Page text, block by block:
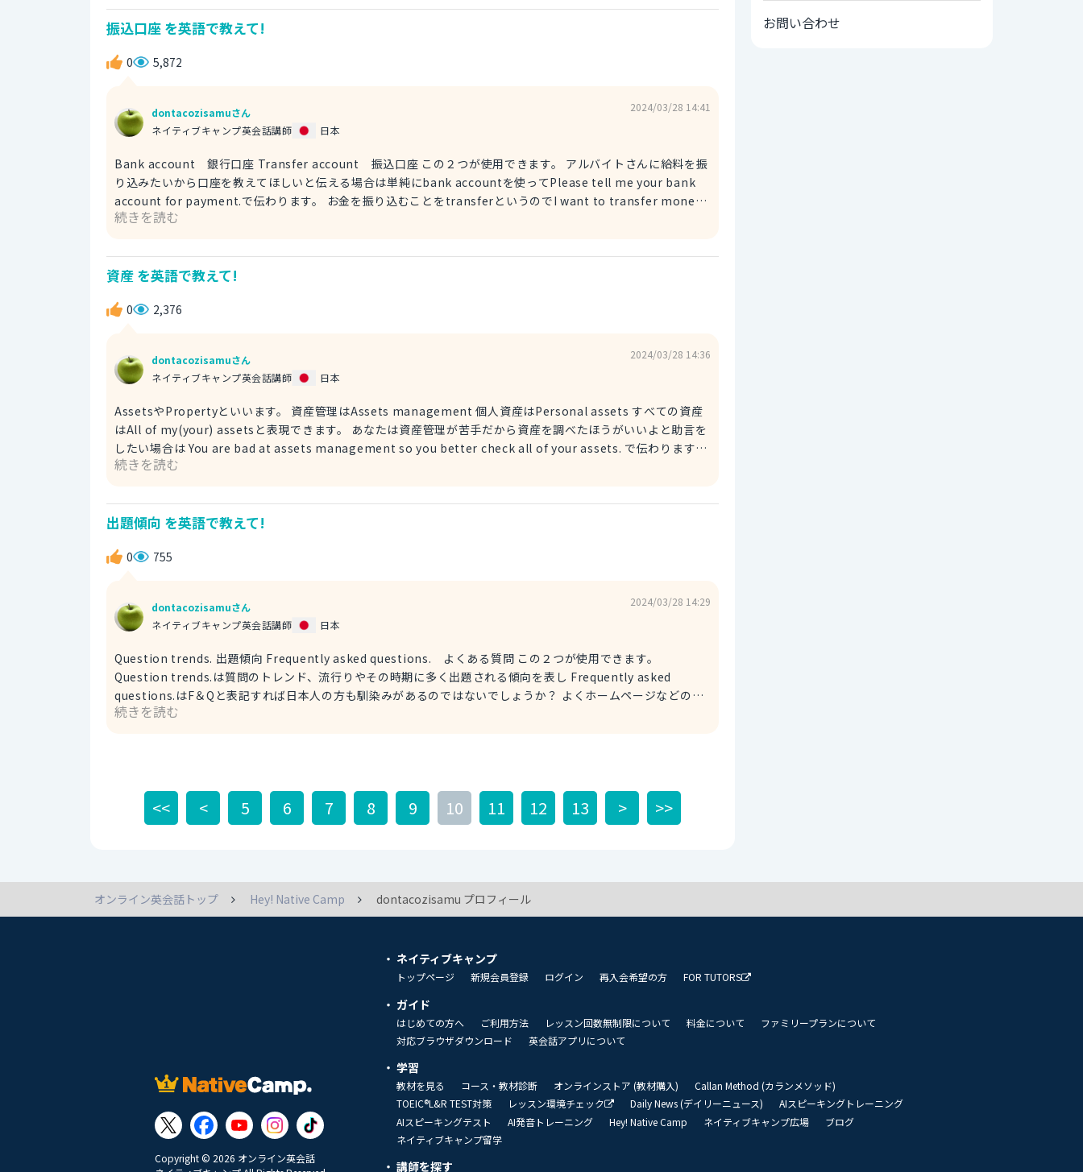
report. I confirmed your acceptance report.
振込口座 を英語で教えて!
0 5,872
dontacozisamuさん
ネイティブキャンプ英会話講師
日本
2024/03/28 14:41
Bank account 銀行口座 Transfer account 振込口座 この２つが使用できます。 アルバイトさんに給料を振
り込みたいから口座を教えてほしいと伝える場合は単純にbank accountを使ってPlease tell me your bank
account for payment.で伝わります。 お金を振り込むことをtransferというのでI want to transfer money
to your bank account.と付け足すとより伝わりやすいのでまずは口座を教えてもらって次にこの文章で説明す
続きを読む
資産 を英語で教えて!
0 2,376
dontacozisamuさん
ネイティブキャンプ英会話講師
日本
2024/03/28 14:36
AssetsやPropertyといいます。 資産管理はAssets management 個人資産はPersonal assets すべての資産
はAll of my(your) assetsと表現できます。 あなたは資産管理が苦手だから資産を調べたほうがいいよと助言を
したい場合は You are bad at assets management so you better check all of your assets. で伝わります。
あなたは苦手という表現が直接すぎると感じる場合は I would recommend you to check all of your assets.
続きを読む
出題傾向 を英語で教えて!
0 755
dontacozisamuさん
ネイティブキャンプ英会話講師
日本
2024/03/28 14:29
Question trends. 出題傾向 Frequently asked questions. よくある質問 この２つが使用できます。
Question trends.は質問のトレンド、流行りやその時期に多く出題される傾向を表し Frequently asked
questions.はF＆Qと表記すれば日本人の方も馴染みがあるのではないでしょうか？ よくホームページなどの一
番下にあるF＆Qの事で頻繁にある質問という意味になります。 Frequentlyは頻繁にという意味ですので日常生
続きを読む
<< < 5 6 7 8 9 10 11 12 13 > >>
お問い合わせ
オンライン英会話トップ Hey! Native Camp dontacozisamu プロフィール
Copyright © 2026 オンライン英会話
ネイティブキャンプ
トップページ 新規会員登録 ログイン 再入会希望の方 FOR TUTORS
ガイド
はじめての方へ ご利用方法 レッスン回数無制限について 料金について
ファミリープランについて
対応ブラウザダウンロード
英会話アプリについて
学習
教材を見る コース・教材診断 オンラインストア (教材購入)
Callan Method (カランメソッド)
TOEIC®L&R TEST対策
レッスン環境チェック Daily News (デイリーニュース)
AIスピーキングトレーニング
AIスピーキングテスト
AI発音トレーニング Hey! Native Camp ネイティブキャンプ広場
ブログ
ネイティブキャンプ留学
講師を探す